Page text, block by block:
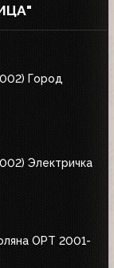
Город
Электричка
ОРТ 2001-